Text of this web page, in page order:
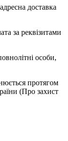
доставка
за реквізитами
особи,
протягом
(Про захист